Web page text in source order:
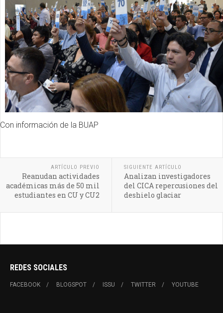
Con información de la BUAP
ARTÍCULO PREVIO
Reanudan actividades
académicas más de 50 mil
estudiantes en CU y CU2
SIGUIENTE ARTÍCULO
Analizan investigadores
del CICA repercusiones del
deshielo glaciar
REDES SOCIALES
FACEBOOK BLOGSPOT ISSU TWITTER YOUTUBE